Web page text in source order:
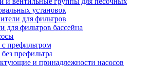
установок
для фильтров
для фильтров бассейна
префильтром
префильтра
и принадлежности насосов